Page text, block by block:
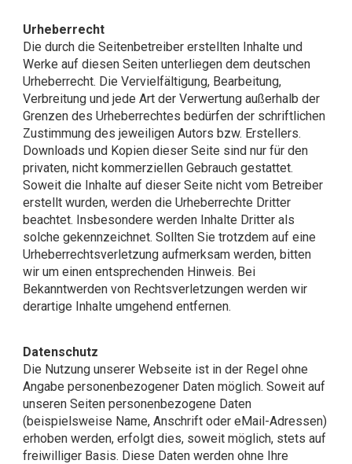
Urheberrecht
Die durch die Seitenbetreiber erstellten Inhalte und
Werke auf diesen Seiten unterliegen dem deutschen
Urheberrecht. Die Vervielfältigung, Bearbeitung,
Verbreitung und jede Art der Verwertung außerhalb der
Grenzen des Urheberrechtes bedürfen der schriftlichen
Zustimmung des jeweiligen Autors bzw. Erstellers.
Downloads und Kopien dieser Seite sind nur für den
privaten, nicht kommerziellen Gebrauch gestattet.
Soweit die Inhalte auf dieser Seite nicht vom Betreiber
erstellt wurden, werden die Urheberrechte Dritter
beachtet. Insbesondere werden Inhalte Dritter als
solche gekennzeichnet. Sollten Sie trotzdem auf eine
Urheberrechtsverletzung aufmerksam werden, bitten
wir um einen entsprechenden Hinweis. Bei
Bekanntwerden von Rechtsverletzungen werden wir
derartige Inhalte umgehend entfernen.
Datenschutz
Die Nutzung unserer Webseite ist in der Regel ohne
Angabe personenbezogener Daten möglich. Soweit auf
unseren Seiten personenbezogene Daten
(beispielsweise Name, Anschrift oder eMail-Adressen)
erhoben werden, erfolgt dies, soweit möglich, stets auf
freiwilliger Basis. Diese Daten werden ohne Ihre